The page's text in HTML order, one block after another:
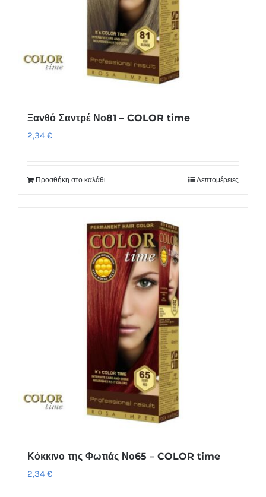
Ξανθό Σαντρέ Νο81 – COLOR time
2,34 €
Προσθήκη στο καλάθι Λεπτομέρειες
Κόκκινο της Φωτιάς Νο65 – COLOR time
2,34 €